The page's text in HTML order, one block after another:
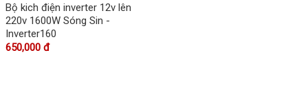
Bộ kich điện inverter 12v lên
220v 1600W Sóng Sin -
Inverter160
650,000 đ